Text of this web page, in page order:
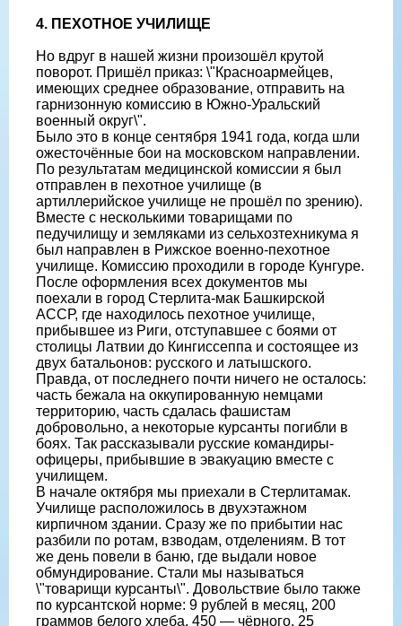
4. ПЕХОТНОЕ УЧИЛИЩЕ
Но вдруг в нашей жизни произошёл крутой
поворот. Пришёл приказ: \"Красноармейцев,
имеющих среднее образование, отправить на
гарнизонную комиссию в Южно-Уральский
военный округ\".
Было это в конце сентября 1941 года, когда шли
ожесточённые бои на московском направлении.
По результатам медицинской комиссии я был
отправлен в пехотное училище (в
артиллерийское училище не прошёл по зрению).
Вместе с несколькими товарищами по
педучилищу и земляками из сельхозтехникума я
был направлен в Рижское военно-пехотное
училище. Комиссию проходили в городе Кунгуре.
После оформления всех документов мы
поехали в город Стерлита-мак Башкирской
АССР, где находилось пехотное училище,
прибывшее из Риги, отступавшее с боями от
столицы Латвии до Кингиссеппа и состоящее из
двух батальонов: русского и латышского.
Правда, от последнего почти ничего не осталось:
часть бежала на оккупированную немцами
территорию, часть сдалась фашистам
добровольно, а некоторые курсанты погибли в
боях. Так рассказывали русские командиры-
офицеры, прибывшие в эвакуацию вместе с
училищем.
В начале октября мы приехали в Стерлитамак.
Училище расположилось в двухэтажном
кирпичном здании. Сразу же по прибытии нас
разбили по ротам, взводам, отделениям. В тот
же день повели в баню, где выдали новое
обмундирование. Стали мы называться
\"товарищи курсанты\". Довольствие было также
по курсантской норме: 9 рублей в месяц, 200
граммов белого хлеба, 450 — чёрного, 25